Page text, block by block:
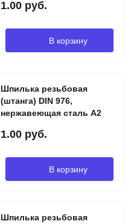
1.00 руб.
В корзину
Шпилька резьбовая
(штанга) DIN 976,
нержавеющая сталь А2
1.00 руб.
В корзину
Шпилька резьбовая